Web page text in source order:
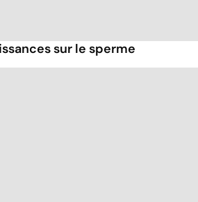
sur le sperme